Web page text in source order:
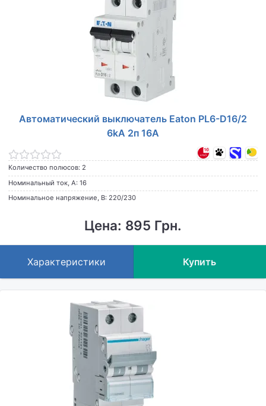
Автоматический выключатель Eaton PL6-D16/2
6kA 2п 16A
Количество полюсов: 2
Номинальный ток, А: 16
Номинальное напряжение, В: 220/230
Цена: 895 Грн.
Характеристики Купить